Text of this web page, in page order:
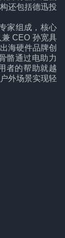
还包括德迅投
家组成，核心
CEO 孙宽具
海硬件品牌创
骼通过电助力
者的帮助就越
外场景实现轻